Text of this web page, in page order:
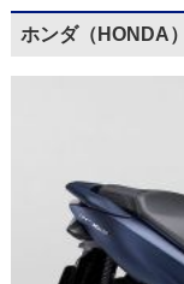
ホンダ（HONDA